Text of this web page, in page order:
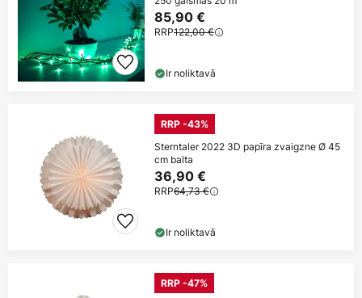
85,90 €
RRP122,00 €
Ir noliktavā
RRP -43%
Sterntaler 2022 3D papīra zvaigzne Ø 45
cm balta
36,90 €
RRP64,73 €
Ir noliktavā
RRP -47%